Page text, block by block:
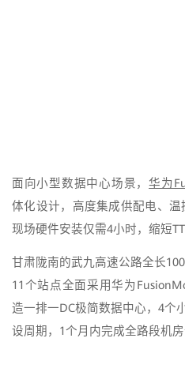
面向小型数据中心场景，华为
体化设计，高度集成供配电、温
现场硬件安装仅需4小时，缩短
甘肃陇南的武九高速公路全长
11个站点全面采用华为
造一排一DC极简数据中心，4个
设周期，1个月内完成全路段机房